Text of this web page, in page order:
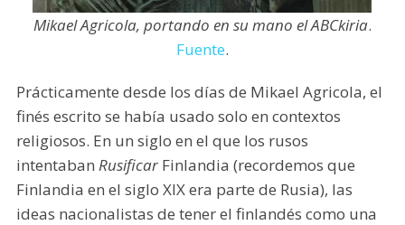
Mikael Agricola, portando en su mano el ABCkiria.
Fuente.
Prácticamente desde los días de Mikael Agricola, el
finés escrito se había usado solo en contextos
religiosos. En un siglo en el que los rusos
intentaban RusificarFinlandia (recordemos que
Finlandia en el siglo XIX era parte de Rusia), las
ideas nacionalistas de tener el finlandés como una